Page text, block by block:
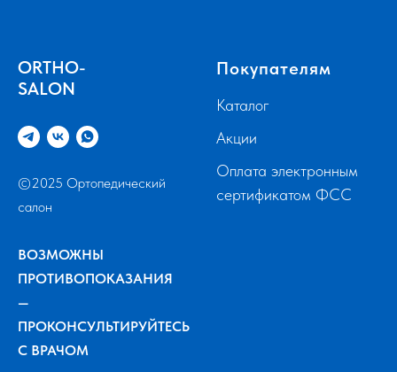
ORTHO-
SALON
©2025 Ортопедический
салон
ВОЗМОЖНЫ
ПРОТИВОПОКАЗАНИЯ
—
ПРОКОНСУЛЬТИРУЙТЕСЬ
С ВРАЧОМ
Покупателям
Каталог
Акции
Оплата электронным
сертификатом ФСС